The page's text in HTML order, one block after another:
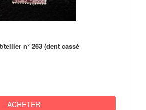
tellier n° 263 (dent cassé
ACHETER